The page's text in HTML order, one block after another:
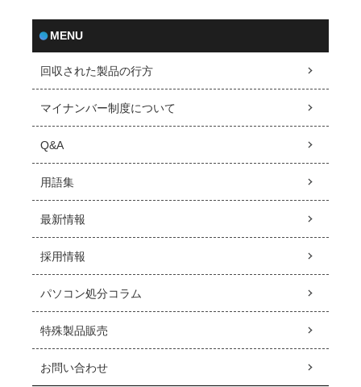
MENU
回収された製品の行方
マイナンバー制度について
Q&A
用語集
最新情報
採用情報
パソコン処分コラム
特殊製品販売
お問い合わせ